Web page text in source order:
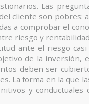
Las
cliente son pobres:
a comprobar el
riesgo y
ante el riesgo
de la inversión,
deben ser
La forma en la que
y conductuales